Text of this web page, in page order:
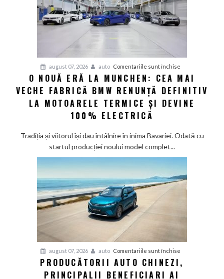
până
2030
șapte
noi
august 07, 2026 auto Comentariile sunt închise
O
nouă
eră
Cea
BMW
renunță
și
100%
O NOUĂ ERĂ LA MUNCHEN: CEA MAI
VECHE FABRICĂ BMW RENUNȚĂ DEFINITIV
LA MOTOARELE TERMICE ȘI DEVINE
100% ELECTRICĂ
Tradiția și viitorul își dau întâlnire în inima Bavariei. Odată cu
startul producției noului model complet...
august 07, 2026 auto Comentariile sunt închise
PRODUCĂTORII AUTO CHINEZI,
PRINCIPALII BENEFICIARI AI